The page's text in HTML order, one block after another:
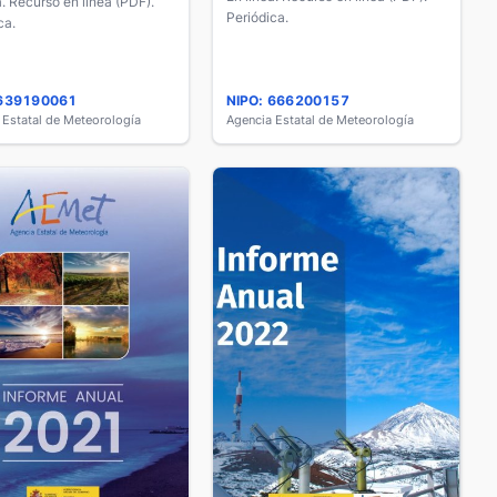
Estatal de Meteorología
Periódica.
NIPO: 666200157
Agencia Estatal de Meteorología